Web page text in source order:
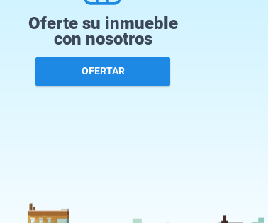
Oferte su inmueble
con nosotros
OFERTAR